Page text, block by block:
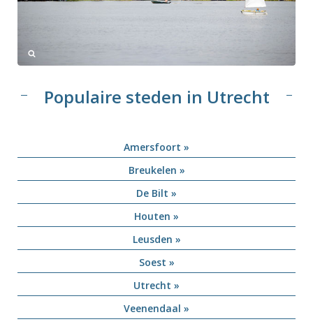
Populaire steden in Utrecht
Amersfoort »
Breukelen »
De Bilt »
Houten »
Leusden »
Soest »
Utrecht »
Veenendaal »